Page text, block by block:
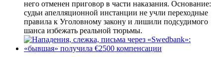
него отменен приговор в части наказания. Основание:
судьи апелляционной инстанции не учли переходные
правила к Уголовному закону и лишили подсудимого
шанса избежать реальной тюрьмы.